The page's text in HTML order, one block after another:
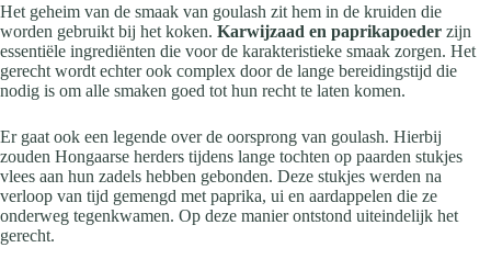
Het geheim van de smaak van goulash zit hem in de kruiden die
worden gebruikt bij het koken. Karwijzaad en paprikapoeder zijn
essentiële ingrediënten die voor de karakteristieke smaak zorgen. Het
gerecht wordt echter ook complex door de lange bereidingstijd die
nodig is om alle smaken goed tot hun recht te laten komen.
Er gaat ook een legende over de oorsprong van goulash. Hierbij
zouden Hongaarse herders tijdens lange tochten op paarden stukjes
vlees aan hun zadels hebben gebonden. Deze stukjes werden na
verloop van tijd gemengd met paprika, ui en aardappelen die ze
onderweg tegenkwamen. Op deze manier ontstond uiteindelijk het
gerecht.